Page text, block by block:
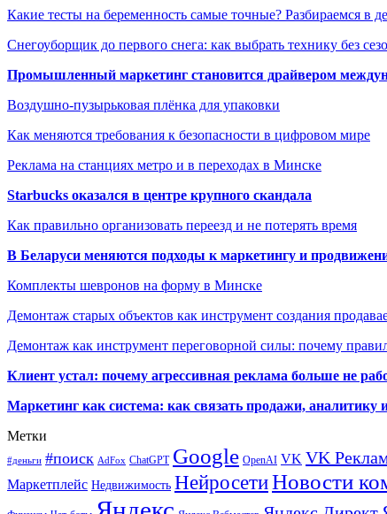
Какие тесты на беременность самые точные? Разбираемся в
Снегоуборщик до первого снега: как выбрать технику без
Промышленный маркетинг становится драйвером
Воздушно-пузырьковая плёнка для упаковки
Как меняются требования к безопасности в цифровом мире
Реклама на станциях метро и в переходах в Минске
Starbucks оказался в центре крупного скандала
Как правильно организовать переезд и не потерять время
В Беларуси меняются подходы к маркетингу и
Комплекты шевронов на форму в Минске
Демонтаж старых объектов как инструмент создания
Демонтаж как инструмент переговорной силы: почему
Клиент устал: почему агрессивная реклама больше не
Маркетинг как система: как связать продажи, аналитику
Метки
#деньги #поиск AdFox ChatGPT Google OpenAI VK VK
Маркетплейс Недвижимость НейросетиНовости